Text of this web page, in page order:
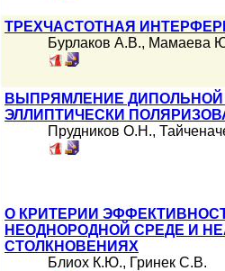
ТРЕХЧАСТОТНАЯ
Бурлаков А.В., Мамаева
ВЫПРЯМЛЕНИЕ
ЭЛЛИПТИЧЕСКИ
Прудников О.Н.,
О КРИТЕРИИ
НЕОДНОРОДНОЙ СРЕДЕ И
СТОЛКНОВЕНИЯХ
Блиох К.Ю., Гринек С.В.